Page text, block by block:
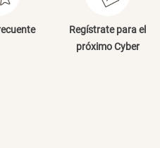
Regístrate para el
próximo Cyber